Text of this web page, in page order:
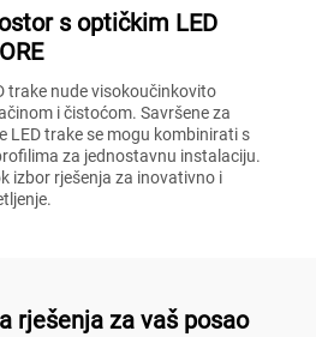
s optičkim LED
trake nude visokoučinkovito
i čistoćom. Savršene za
LED trake se mogu kombinirati s
za jednostavnu instalaciju.
izbor rješenja za inovativno i
rješenja za vaš posao